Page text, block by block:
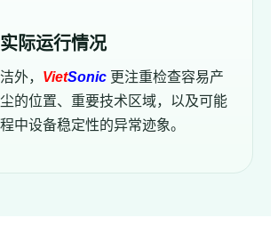
际运行情况
外， VietSonic 更注重检查容易产
的位置、重要技术区域，以及可能
中设备稳定性的异常迹象。